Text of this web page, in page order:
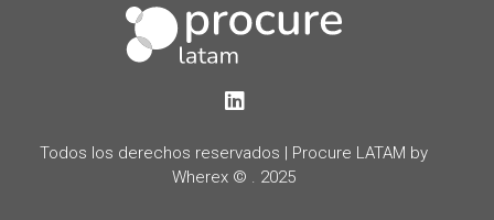
LinkedIn
Todos los derechos reservados | Procure LATAM by
Wherex © . 2025